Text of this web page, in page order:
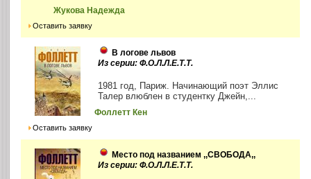
Жукова Надежда
Оставить заявку
В логове львов
Из серии: Ф.О.Л.Л.Е.Т.Т.
1981 год, Париж. Начинающий поэт Эллис
Талер влюблен в студентку Джейн,...
Фоллетт Кен
Оставить заявку
Место под названием ,,СВОБОДА,,
Из серии: Ф.О.Л.Л.Е.Т.Т.